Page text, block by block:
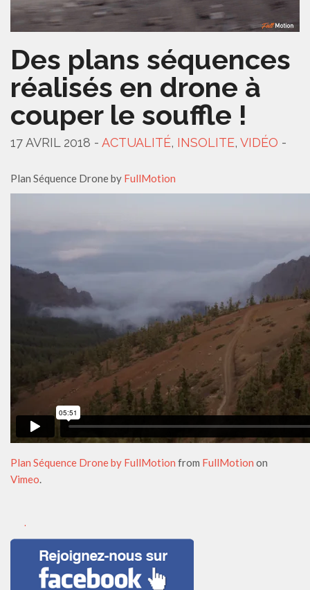
Des plans séquences
réalisés en drone à
couper le souffle !
17 AVRIL 2018 - ACTUALITÉ, INSOLITE, VIDÉO -
Plan Séquence Drone by FullMotion
Plan Séquence Drone by FullMotion from FullMotion on
Vimeo.
.